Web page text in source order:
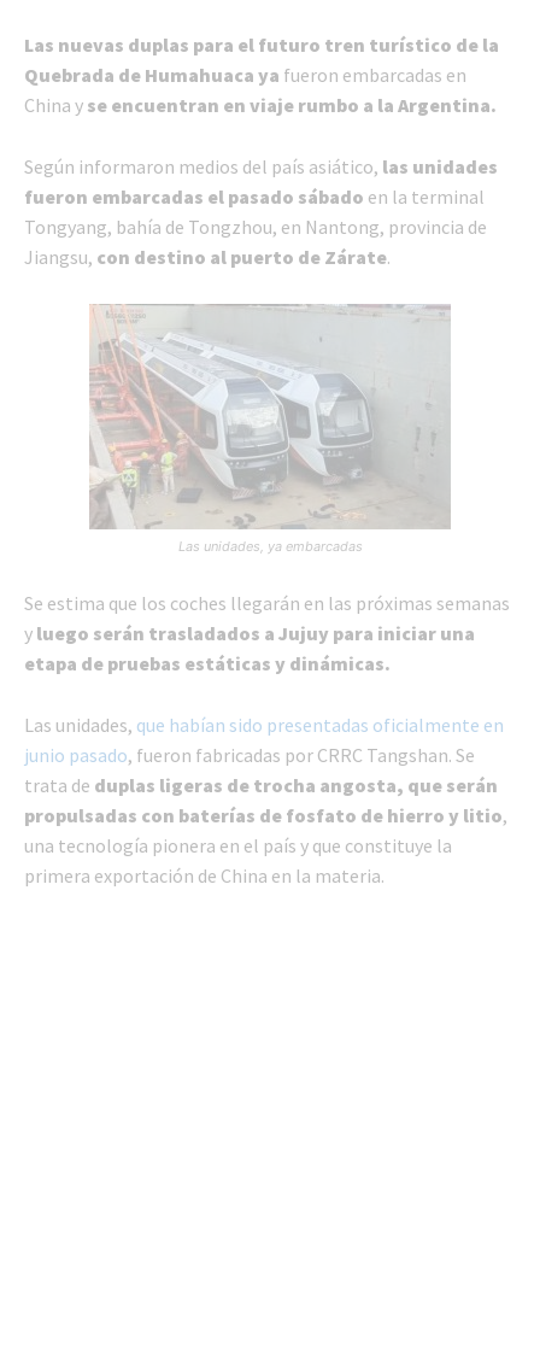
Las nuevas duplas para el futuro tren turístico de la
Quebrada de Humahuaca ya fueron embarcadas en
China y se encuentran en viaje rumbo a la Argentina.
Según informaron medios del país asiático, las unidades
fueron embarcadas el pasado sábado en la terminal
Tongyang, bahía de Tongzhou, en Nantong, provincia de
Jiangsu, con destino al puerto de Zárate.
Las unidades, ya embarcadas
Se estima que los coches llegarán en las próximas semanas
y luego serán trasladados a Jujuy para iniciar una
etapa de pruebas estáticas y dinámicas.
Las unidades, que habían sido presentadas oficialmente en
junio pasado, fueron fabricadas por CRRC Tangshan. Se
trata de duplas ligeras de trocha angosta, que serán
propulsadas con baterías de fosfato de hierro y litio,
una tecnología pionera en el país y que constituye la
primera exportación de China en la materia.